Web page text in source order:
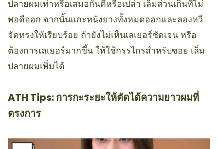
ปลายผมเท่าหรือเสมอกันดีหรือเปล่า เล็มส่วนเกินที่ไม่
พอดีออก จากนั้นแกะหนังยางทั้งหมดออกและลองหวี
จัดทรงให้เรียบร้อย ถ้ายังไม่เห็นเลเยอร์ชัดเจน หรือ
ต้องการเลเยอร์มากขึ้น ให้ใช้กรรไกรสำหรับซอย เล็ม
ปลายผมเพิ่มได้
ATH Tips: การกะระยะให้ตัดได้ความยาวผมที่
ตรงการ